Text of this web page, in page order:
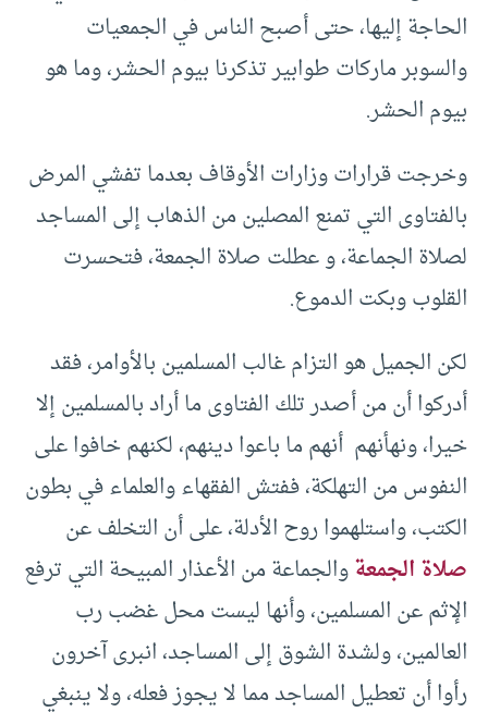
الحاجة إليها، حتى أصبح الناس في الجمعيات
والسوبر ماركات طوابير تذكرنا بيوم الحشر، وما هو
بيوم الحشر.
وخرجت قرارات وزارات الأوقاف بعدما تفشي المرض
بالفتاوى التي تمنع المصلين من الذهاب إلى المساجد
لصلاة الجماعة، و عطلت صلاة الجمعة، فتحسرت
القلوب وبكت الدموع.
لكن الجميل هو التزام غالب المسلمين بالأوامر، فقد
أدركوا أن من أصدر تلك الفتاوى ما أراد بالمسلمين إلا
خيرا، ونهأنهم أنهم ما باعوا دينهم، لكنهم خافوا على
النفوس من التهلكة، ففتش الفقهاء والعلماء في بطون
الكتب، واستلهموا روح الأدلة، على أن التخلف عن
صلاة الجمعةوالجماعة من الأعذار المبيحة التي ترفع
الإثم عن المسلمين، وأنها ليست محل غضب رب
العالمين، ولشدة الشوق إلى المساجد، انبرى آخرون
رأوا أن تعطيل المساجد مما لا يجوز فعله، ولا ينبغي